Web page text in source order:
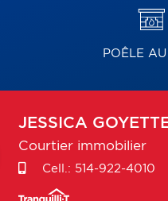
POÊLE
JESSICA
Courtier immobilier
Cell.: 514-922-4010